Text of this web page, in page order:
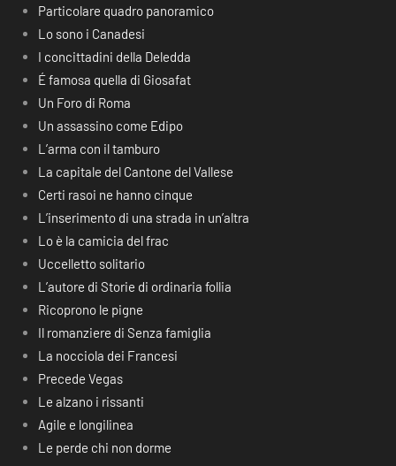
Particolare quadro panoramico
Lo sono i Canadesi
I concittadini della Deledda
É famosa quella di Giosafat
Un Foro di Roma
Un assassino come Edipo
L’arma con il tamburo
La capitale del Cantone del Vallese
Certi rasoi ne hanno cinque
L’inserimento di una strada in un’altra
Lo è la camicia del frac
Uccelletto solitario
L’autore di Storie di ordinaria follia
Ricoprono le pigne
Il romanziere di Senza famiglia
La nocciola dei Francesi
Precede Vegas
Le alzano i rissanti
Agile e longilinea
Le perde chi non dorme